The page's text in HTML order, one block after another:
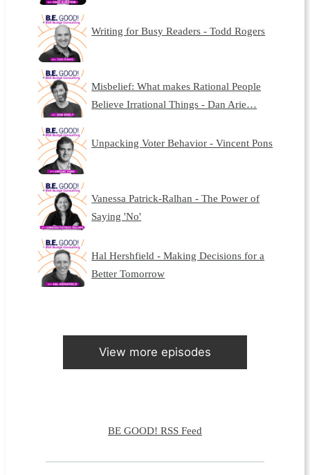
Writing for Busy Readers - Todd Rogers
Misbelief: What makes Rational People
Believe Irrational Things - Dan Arie…
Unpacking Voter Behavior - Vincent Pons
Vanessa Patrick-Ralhan - The Power of
Saying 'No'
Hal Hershfield - Making Decisions for a
Better Tomorrow
View more episodes
BE GOOD! RSS Feed